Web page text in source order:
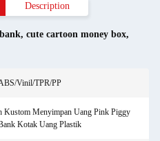
Description
, cute cartoon money box,
Vinil/TPR/PP
Kustom Menyimpan Uang Pink Piggy
Kotak Uang Plastik